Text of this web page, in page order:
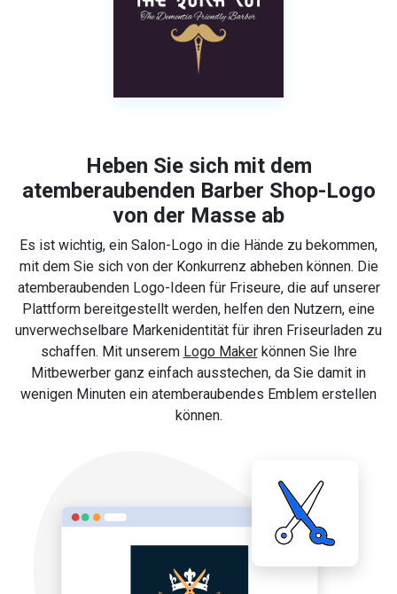
Heben Sie sich mit dem
atemberaubenden Barber Shop-Logo
von der Masse ab
Es ist wichtig, ein Salon-Logo in die Hände zu bekommen,
mit dem Sie sich von der Konkurrenz abheben können. Die
atemberaubenden Logo-Ideen für Friseure, die auf unserer
Plattform bereitgestellt werden, helfen den Nutzern, eine
unverwechselbare Markenidentität für ihren Friseurladen zu
schaffen. Mit unserem Logo Makerkönnen Sie Ihre
Mitbewerber ganz einfach ausstechen, da Sie damit in
wenigen Minuten ein atemberaubendes Emblem erstellen
können.